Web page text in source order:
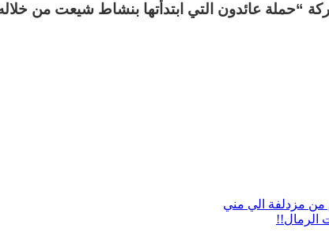
“حملة عائدون التي ابتدأتها بنشاط شيعت من
الرمال!!